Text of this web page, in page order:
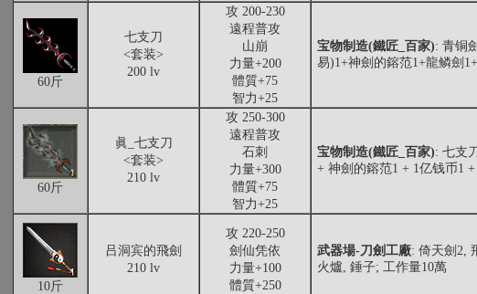
60斤
七支刀
<套装>
200 lv
攻 200-230
遠程普攻
山崩
力量+200
體質+75
智力+25
宝物制造(鐵匠_百家): 青铜
易)1+神劍的鎔范1+龍鳞劍
60斤
眞_七支刀
<套装>
210 lv
攻 250-300
遠程普攻
石刺
力量+300
體質+75
智力+25
宝物制造(鐵匠_百家): 七支
+ 神劍的鎔范1 + 1亿钱币1
10斤
吕洞宾的飛劍
210 lv
攻 220-250
劍仙凭依
力量+100
體質+250
武器場-刀劍工廠: 倚天劍2,
火爐, 錘子; 工作量10萬